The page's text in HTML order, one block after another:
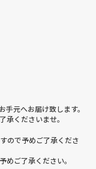
元へお届け致します。
承くださいませ。
ので予めご了承くださ
ご了承ください。